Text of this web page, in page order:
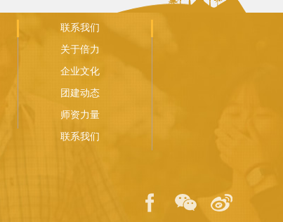
联系我们
关于倍力
企业文化
团建动态
师资力量
联系我们